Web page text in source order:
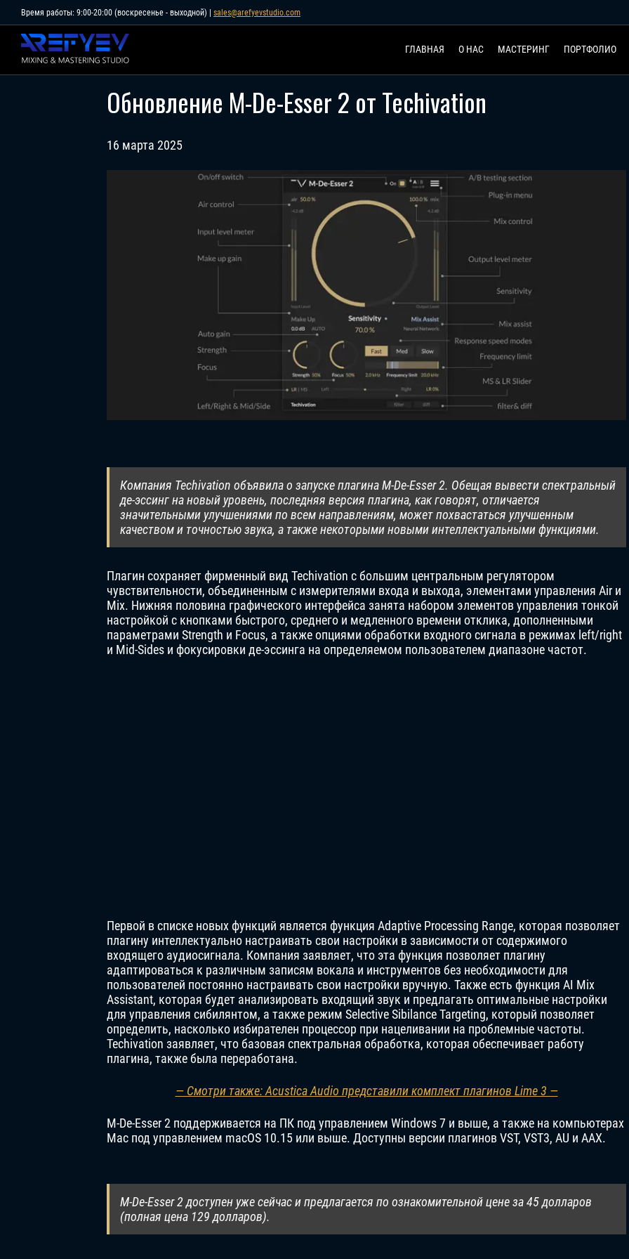
to
content
Время работы: 9:00-20:00 (воскресенье - выходной) | sales@arefyevstudio.com
ГЛАВНАЯ О НАС МАСТЕРИНГ ПОРТФОЛИО
Обновление M-De-Esser 2 от Techivation
16 марта 2025
Компания Techivation объявила о запуске плагина M-De-Esser 2. Обещая вывести спектральный
де-эссинг на новый уровень, последняя версия плагина, как говорят, отличается
значительными улучшениями по всем направлениям, может похвастаться улучшенным
качеством и точностью звука, а также некоторыми новыми интеллектуальными функциями.
Плагин сохраняет фирменный вид Techivation с большим центральным регулятором
чувствительности, объединенным с измерителями входа и выхода, элементами управления Air и
Mix. Нижняя половина графического интерфейса занята набором элементов управления тонкой
настройкой с кнопками быстрого, среднего и медленного времени отклика, дополненными
параметрами Strength и Focus, а также опциями обработки входного сигнала в режимах left/right
и Mid-Sides и фокусировки де-эссинга на определяемом пользователем диапазоне частот.
Первой в списке новых функций является функция Adaptive Processing Range, которая позволяет
плагину интеллектуально настраивать свои настройки в зависимости от содержимого
входящего аудиосигнала. Компания заявляет, что эта функция позволяет плагину
адаптироваться к различным записям вокала и инструментов без необходимости для
пользователей постоянно настраивать свои настройки вручную. Также есть функция AI Mix
Assistant, которая будет анализировать входящий звук и предлагать оптимальные настройки
для управления сибилянтом, а также режим Selective Sibilance Targeting, который позволяет
определить, насколько избирателен процессор при нацеливании на проблемные частоты.
Techivation заявляет, что базовая спектральная обработка, которая обеспечивает работу
плагина, также была переработана.
— Смотри также: Acustica Audio представили комплект плагинов Lime 3 —
M-De-Esser 2 поддерживается на ПК под управлением Windows 7 и выше, а также на компьютерах
Mac под управлением macOS 10.15 или выше. Доступны версии плагинов VST, VST3, AU и AAX.
M-De-Esser 2 доступен уже сейчас и предлагается по ознакомительной цене за 45 долларов
(полная цена 129 долларов).